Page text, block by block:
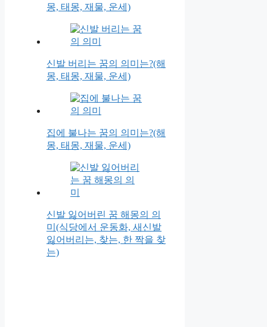
몽, 태몽, 재물, 운세)
신발 버리는 꿈의 의미는?(해
몽, 태몽, 재물, 운세)
집에 불나는 꿈의 의미는?(해
몽, 태몽, 재물, 운세)
신발 잃어버린 꿈 해몽의 의
미(식당에서 운동화, 새신발
잃어버리는, 찾는, 한 짝을 찾
는)